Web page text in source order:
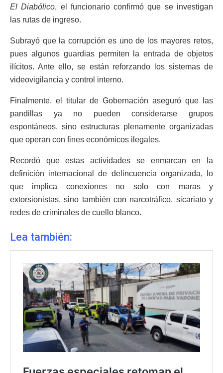
El Diabólico, el funcionario confirmó que se investigan
las rutas de ingreso.
Subrayó que la corrupción es uno de los mayores retos,
pues algunos guardias permiten la entrada de objetos
ilícitos. Ante ello, se están reforzando los sistemas de
videovigilancia y control interno.
Finalmente, el titular de Gobernación aseguró que las
pandillas ya no pueden considerarse grupos
espontáneos, sino estructuras plenamente organizadas
que operan con fines económicos ilegales.
Recordó que estas actividades se enmarcan en la
definición internacional de delincuencia organizada, lo
que implica conexiones no solo con maras y
extorsionistas, sino también con narcotráfico, sicariato y
redes de criminales de cuello blanco.
Lea también: